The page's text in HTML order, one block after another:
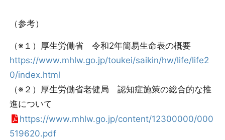
（参考）
（※１）厚生労働省 令和2年簡易生命表の概要
https://www.mhlw.go.jp/toukei/saikin/hw/life/life2
0/index.html
（※２）厚生労働省老健局 認知症施策の総合的な推
進について
https://www.mhlw.go.jp/content/12300000/000
519620.pdf